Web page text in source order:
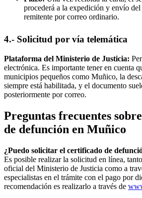
procederá a la expedición y envío
remitente por correo ordinario.
4.- Solicitud por vía telemática
Plataforma del Ministerio de Justicia:
electrónica. Es importante tener en cuenta
municipios pequeños como Muñico, la
siempre está habilitada, y el documento
posteriormente por correo.
Preguntas frecuentes
de defunción en Muñico
¿Puedo solicitar el certificado de
Es posible realizar la solicitud en línea,
oficial del Ministerio de Justicia como a
especialistas en el trámite con el pago por
recomendación es realizarlo a través de